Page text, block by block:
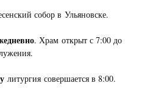
собор в Ульяновске.
. Храм открыт с 7:00 до
литургия совершается в 8:00.